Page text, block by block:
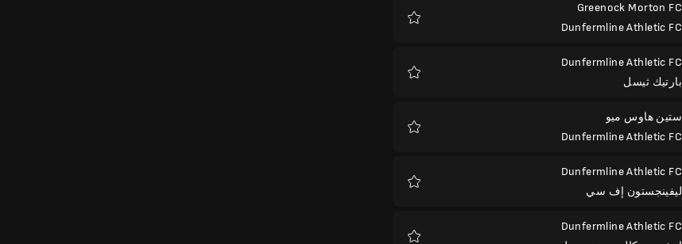
Greenock Morton FC
Dunfermline Athletic FC
Dunfermline Athletic FC
بارتيك ثيسل
ستين هاوس ميو
Dunfermline Athletic FC
Dunfermline Athletic FC
ليفينجستون إف سي
Dunfermline Athletic FC